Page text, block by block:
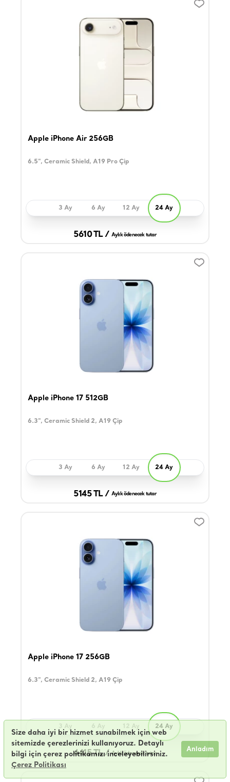
Size daha iyi bir hizmet sunabilmek için web
sitemizde çerezlerinizi kullanıyoruz. Detaylı
bilgi için çerez politikamızı inceleyebilirsiniz.
Çerez Politikası
Anladım
Apple iPhone Air 256GB
6.5", Ceramic Shield, A19 Pro Çip
3 Ay 6 Ay 12 Ay 24 Ay
5610 TL / Aylık ödenecek tutar
Apple iPhone 17 512GB
6.3", Ceramic Shield 2, A19 Çip
3 Ay 6 Ay 12 Ay 24 Ay
5145 TL / Aylık ödenecek tutar
Apple iPhone 17 256GB
6.3", Ceramic Shield 2, A19 Çip
3 Ay 6 Ay 12 Ay 24 Ay
4415 TL / Aylık ödenecek tutar